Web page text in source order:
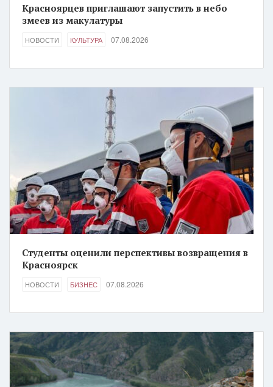
Красноярцев приглашают запустить в небо
змеев из макулатуры
НОВОСТИ КУЛЬТУРА 07.08.2026
Студенты оценили перспективы возвращения в
Красноярск
НОВОСТИ БИЗНЕС 07.08.2026